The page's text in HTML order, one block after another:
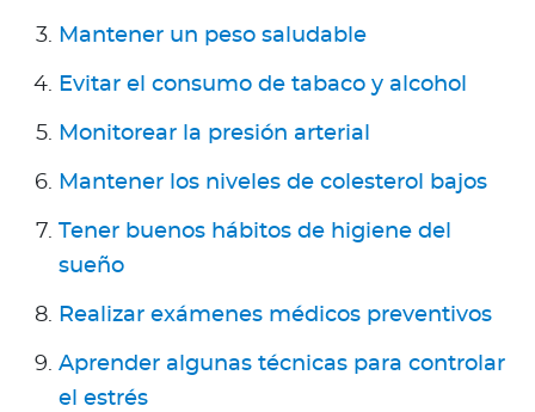
Mantener un peso saludable
Evitar el consumo de tabaco y alcohol
Monitorear la presión arterial
Mantener los niveles de colesterol bajos
Tener buenos hábitos de higiene del
sueño
Realizar exámenes médicos preventivos
Aprender algunas técnicas para controlar
el estrés